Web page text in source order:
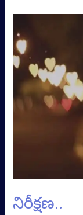
నిరీక్షణ..